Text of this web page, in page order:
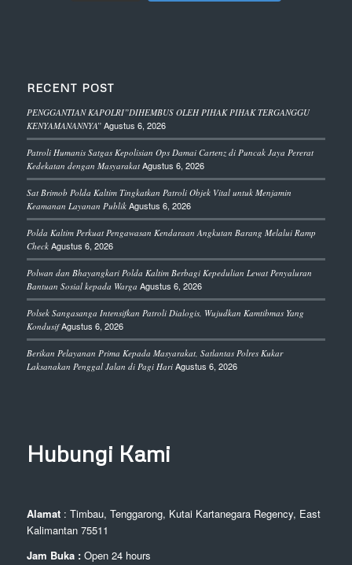
RECENT POST
PENGGANTIAN KAPOLRI”DIHEMBUS OLEH PIHAK PIHAK TERGANGGU
KENYAMANANNYA” Agustus 6, 2026
Patroli Humanis Satgas Kepolisian Ops Damai Cartenz di Puncak Jaya Pererat
Kedekatan dengan Masyarakat Agustus 6, 2026
Sat Brimob Polda Kaltim Tingkatkan Patroli Objek Vital untuk Menjamin
Keamanan Layanan Publik Agustus 6, 2026
Polda Kaltim Perkuat Pengawasan Kendaraan Angkutan Barang Melalui Ramp
Check Agustus 6, 2026
Polwan dan Bhayangkari Polda Kaltim Berbagi Kepedulian Lewat Penyaluran
Bantuan Sosial kepada Warga Agustus 6, 2026
Polsek Sangasanga Intensifkan Patroli Dialogis, Wujudkan Kamtibmas Yang
Kondusif Agustus 6, 2026
Berikan Pelayanan Prima Kepada Masyarakat, Satlantas Polres Kukar
Laksanakan Penggal Jalan di Pagi Hari Agustus 6, 2026
Hubungi Kami
Alamat: Timbau, Tenggarong, Kutai Kartanegara Regency, East
Kalimantan 75511
Jam Buka : Open 24 hours